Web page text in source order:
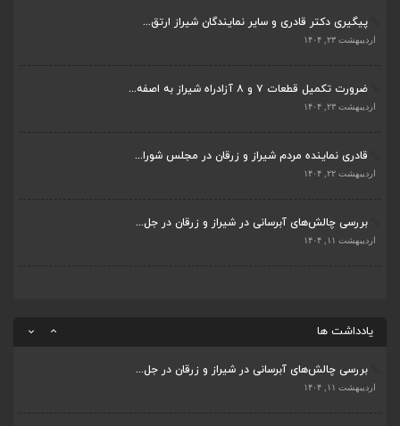
پیگیری دکتر قادری و سایر نمایندگان شیراز ارتق...
اردیبهشت ۲۳, ۱۴۰۴
ضرورت تکمیل قطعات ۷ و ۸ آزادراه شیراز به اصفه...
اردیبهشت ۲۳, ۱۴۰۴
قادری نماینده مردم شیراز و زرقان در مجلس شورا...
اردیبهشت ۲۲, ۱۴۰۴
بررسی چالش‌های آبرسانی در شیراز و زرقان در جل...
اردیبهشت ۱۱, ۱۴۰۴
یادداشت ها
بررسی چالش‌های آبرسانی در شیراز و زرقان در جل...
جلسه اعضای شورای بخش مرکزی شیراز با دفتر دکتر...
پیگیری دکتر قادری و سایر نمایندگان شیراز ارتق...
ضرورت تکمیل قطعات ۷ و ۸ آزادراه شیراز به اصفه...
بررسی چالش‌های آبرسانی در شیراز و زرقان در جل...
اردیبهشت ۱۱, ۱۴۰۴